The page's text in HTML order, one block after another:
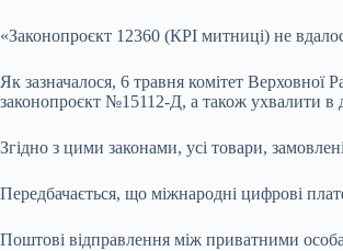
«Законопроєкт 12360 (КРІ митниці) не
Як зазначалося, 6 травня комітет
законопроєкт №15112-Д, а також ухвалити в
Згідно з цими законами, усі товари,
Передбачається, що міжнародні цифрові
Поштові відправлення між приватними